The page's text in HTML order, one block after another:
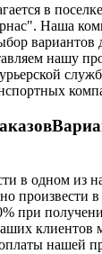
в
Наша
вариантов
нашу
в одном из
произвести в
при
клиентов
нашей